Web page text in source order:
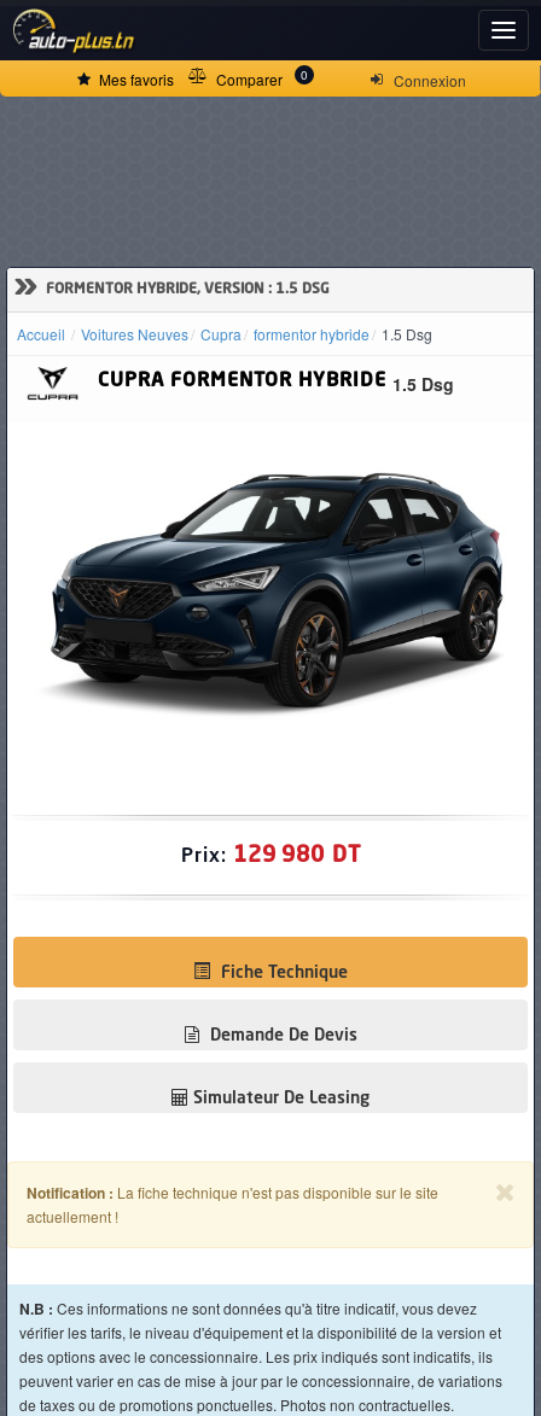
Connexion
Mes favoris Comparer 0
» FORMENTOR HYBRIDE, VERSION : 1.5 DSG
Accueil Voitures Neuves Cupra formentor hybride 1.5 Dsg
CUPRA FORMENTOR HYBRIDE 1.5 Dsg
Prix: 129 980 DT
Fiche Technique
Demande De Devis
Simulateur De Leasing
Notification : La fiche technique n'est pas disponible sur le site
actuellement !
N.B : Ces informations ne sont données qu'à titre indicatif, vous devez
vérifier les tarifs, le niveau d'équipement et la disponibilité de la version et
des options avec le concessionnaire. Les prix indiqués sont indicatifs, ils
peuvent varier en cas de mise à jour par le concessionnaire, de variations
de taxes ou de promotions ponctuelles. Photos non contractuelles.
ACCUEIL
D'OCCASION
PNEUS